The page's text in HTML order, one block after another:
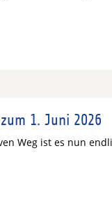
1. Juni 2026
Weg ist es nun